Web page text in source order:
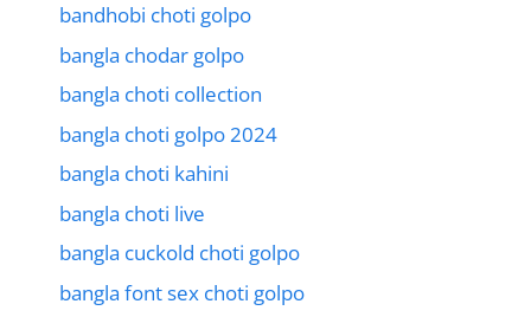
bandhobi choti golpo
bangla chodar golpo
bangla choti collection
bangla choti golpo 2024
bangla choti kahini
bangla choti live
bangla cuckold choti golpo
bangla font sex choti golpo